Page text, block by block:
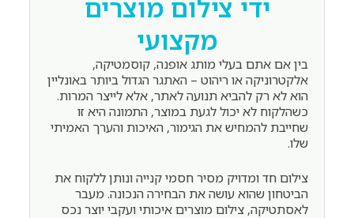
ידי צילום מוצרים
מקצועי
בין אם אתם בעלי מותג אופנה, קוסמטיקה,
אלקטרוניקה או ריהוט – האתגר הגדול ביותר באונליין
הוא לא רק להביא תנועה לאתר, אלא לייצר המרות.
כשהלקוח לא יכול לגעת במוצר, התמונה היא זו
שחייבת להמחיש את הגימור, האיכות והערך האמיתי
שלו.
צילום חד ומדויק מסיר חסמי קנייה ונותן ללקוח את
הביטחון שהוא עושה את הבחירה הנכונה. מעבר
לאסתטיקה, צילום מוצרים איכותי ועקבי יוצר נכס